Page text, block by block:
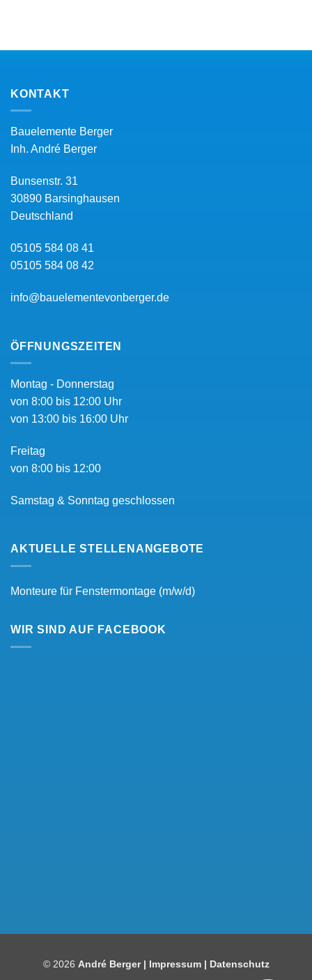
KONTAKT
Bauelemente Berger
Inh. André Berger
Bunsenstr. 31
30890 Barsinghausen
Deutschland
05105 584 08 41
05105 584 08 42
info@bauelementevonberger.de
ÖFFNUNGSZEITEN
Montag - Donnerstag
von 8:00 bis 12:00 Uhr
von 13:00 bis 16:00 Uhr
Freitag
von 8:00 bis 12:00
Samstag & Sonntag geschlossen
AKTUELLE STELLENANGEBOTE
Monteure für Fenstermontage (m/w/d)
WIR SIND AUF FACEBOOK
© 2026 André Berger | Impressum| Datenschutz
Empfehlungen auf